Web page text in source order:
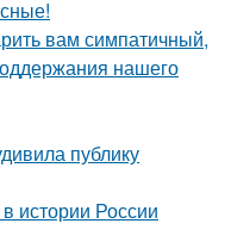
вам симпатичный,
нашего
публику
истории России